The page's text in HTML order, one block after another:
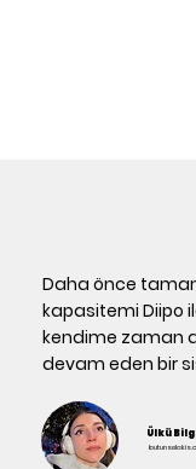
Daha önce
kapasitemi Diipo
kendime zaman
devam eden bir
Ülkü